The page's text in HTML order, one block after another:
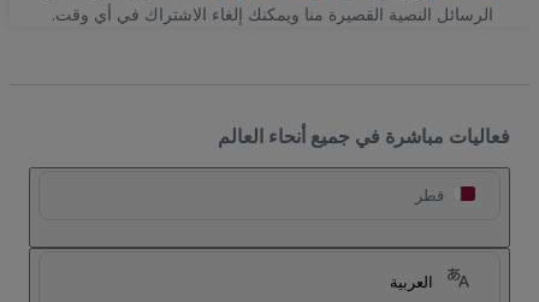
الرسائل النصية القصيرة منا ويمكنك إلغاء الاشتراك في أي وقت.
فعاليات مباشرة في جميع أنحاء العالم
قطر
العربية